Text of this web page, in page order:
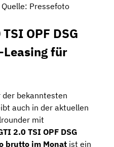
Pressefoto
OPF DSG
für
der bekanntesten
auch in der aktuellen
mit
2.0 TSI OPF DSG
brutto im Monat ist ein